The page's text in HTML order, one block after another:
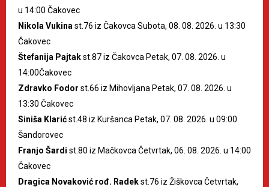
u 14:00 Čakovec
Nikola Vukina st.76 iz Čakovca Subota, 08. 08. 2026. u 13:30
Čakovec
Štefanija Pajtakst.87 iz Čakovca Petak, 07. 08. 2026. u
14:00Čakovec
Zdravko Fodor st.66 iz Mihovljana Petak, 07. 08. 2026. u
13:30 Čakovec
Siniša Klarićst.48 iz Kuršanca Petak, 07. 08. 2026. u 09:00
Šandorovec
Franjo Šardi st.80 iz Mačkovca Četvrtak, 06. 08. 2026. u 14:00
Čakovec
Dragica Novaković rođ. Radekst.76 iz Žiškovca Četvrtak,